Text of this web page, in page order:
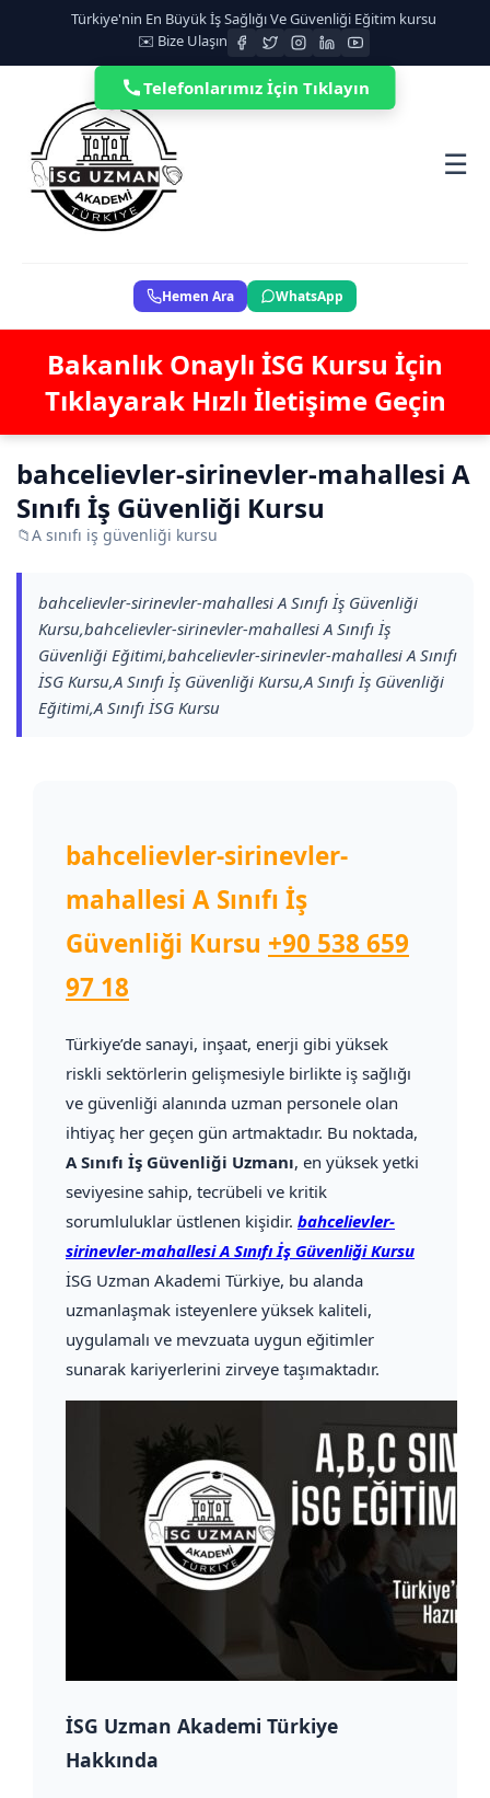
Türkiye'nin En Büyük İş Sağlığı Ve Güvenliği Eğitim kursu
✉️ Bize Ulaşın
☰
Hemen Ara WhatsApp
Bakanlık Onaylı İSG Kursu İçin
Tıklayarak Hızlı İletişime Geçin
bahcelievler-sirinevler-mahallesi A
Sınıfı İş Güvenliği Kursu
📁A sınıfı iş güvenliği kursu
bahcelievler-sirinevler-mahallesi A Sınıfı İş Güvenliği
Kursu,bahcelievler-sirinevler-mahallesi A Sınıfı İş
Güvenliği Eğitimi,bahcelievler-sirinevler-mahallesi A Sınıfı
İSG Kursu,A Sınıfı İş Güvenliği Kursu,A Sınıfı İş Güvenliği
Eğitimi,A Sınıfı İSG Kursu
bahcelievler-sirinevler-
mahallesi A Sınıfı İş
Güvenliği Kursu +90 538 659
97 18
Türkiye’de sanayi, inşaat, enerji gibi yüksek
riskli sektörlerin gelişmesiyle birlikte iş sağlığı
ve güvenliği alanında uzman personele olan
ihtiyaç her geçen gün artmaktadır. Bu noktada,
A Sınıfı İş Güvenliği Uzmanı, en yüksek yetki
seviyesine sahip, tecrübeli ve kritik
sorumluluklar üstlenen kişidir. bahcelievler-
sirinevler-mahallesi A Sınıfı İş Güvenliği Kursu
İSG Uzman Akademi Türkiye, bu alanda
uzmanlaşmak isteyenlere yüksek kaliteli,
uygulamalı ve mevzuata uygun eğitimler
sunarak kariyerlerini zirveye taşımaktadır.
İSG Uzman Akademi Türkiye
Hakkında
Telefonlarımız İçin Tıklayın